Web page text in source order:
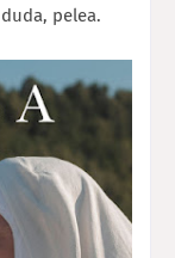
pelea.